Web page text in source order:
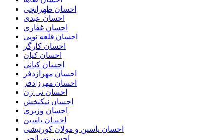
احسان طهرانچی
احسان عبدی
احسان غفاری
احسان قلعه نویی
احسان کارگر
احسان کیان
احسان کیانی
احسان مهرازدفر
احسان مهرزادفر
احسان نی زن
احسان نیکبخش
احسان وزیری
احسان یاسین
احسان یاسین و مولان کورتیشی
احسن تهرانچی